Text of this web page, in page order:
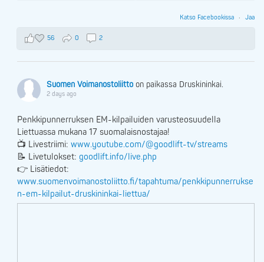
Katso Facebookissa · Jaa
56 0 2
Suomen Voimanostoliitto on paikassa Druskininkai.
2 days ago
Penkkipunnerruksen EM-kilpailuiden varusteosuudella
Liettuassa mukana 17 suomalaisnostajaa!
📺 Livestriimi: www.youtube.com/@goodlift-tv/streams
📝 Livetulokset: goodlift.info/live.php
👉 Lisätiedot:
www.suomenvoimanostoliitto.fi/tapahtuma/penkkipunnerrukse
n-em-kilpailut-druskininkai-liettua/